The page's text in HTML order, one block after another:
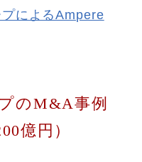
によるAmpere
のM&A事例
億円）